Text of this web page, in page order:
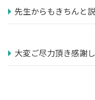
先生からもきちんと
大変ご尽力頂き感謝